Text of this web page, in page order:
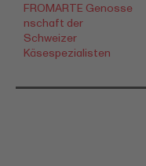
FROMARTE Genosse
nschaft der
Schweizer
Käsespezialisten